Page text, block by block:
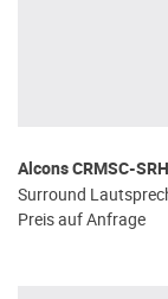
Alcons CRMSC-
Surround
Preis auf Anfrage